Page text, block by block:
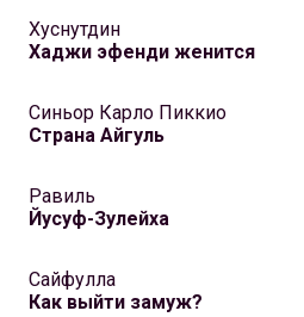
Хуснутдин
Хаджи эфенди женится
Синьор Карло Пиккио
Страна Айгуль
Равиль
Йусуф-Зулейха
Сайфулла
Как выйти замуж?